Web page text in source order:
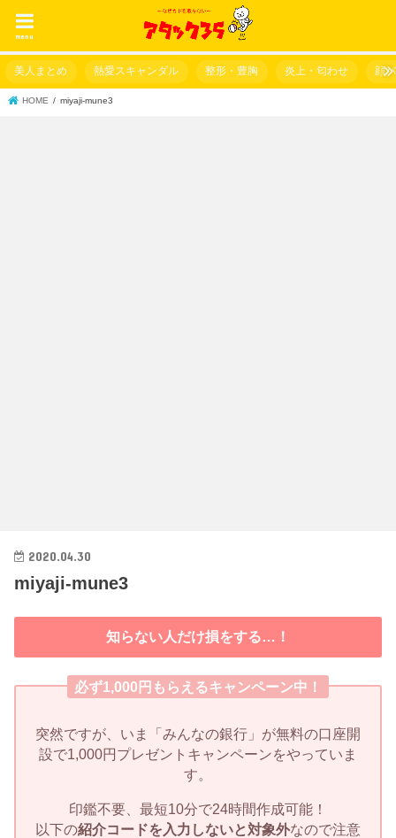
menu
美人まとめ 熱愛スキャンダル 整形・豊胸 炎上・匂わせ 顔
HOME miyaji-mune3
2020.04.30
miyaji-mune3
知らない人だけ損をする…！
必ず1,000円もらえるキャンペーン中！
突然ですが、いま「みんなの銀行」が無料の口座開
設で1,000円プレゼントキャンペーンをやっていま
す。
印鑑不要、最短10分で24時間作成可能！
以下の紹介コードを入力しないと対象外なので注意